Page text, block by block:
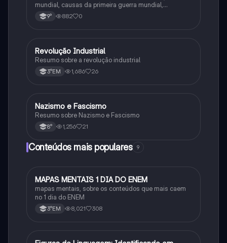
mundial, causas da primeira guerra mundial,
consequências da Primeira Guerra Mundial,fases da
primeira guerra mundial
9° 882 0
História
Revolução Industrial
Resumo sobre a revolução industrial
3°EM 1,686 26
História
Nazismo e Fascismo
Resumo sobre Nazismo e Fascismo
8° 1,256 21
Conteúdos mais populares 9
Português
MAPAS MENTAIS 1 DIA DO ENEM
mapas mentais, sobre os conteúdos que mais caem
no 1 dia do ENEM
3°EM 8,021 308